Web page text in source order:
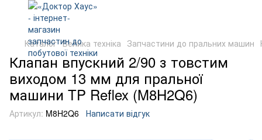
Каталог Велика техніка Запчастини до пральних машин
Клапан впускний 2/90 з товстим
виходом 13 мм для пральної
машини TP Reflex (M8H2Q6)
Артикул: M8H2Q6 Написати відгук